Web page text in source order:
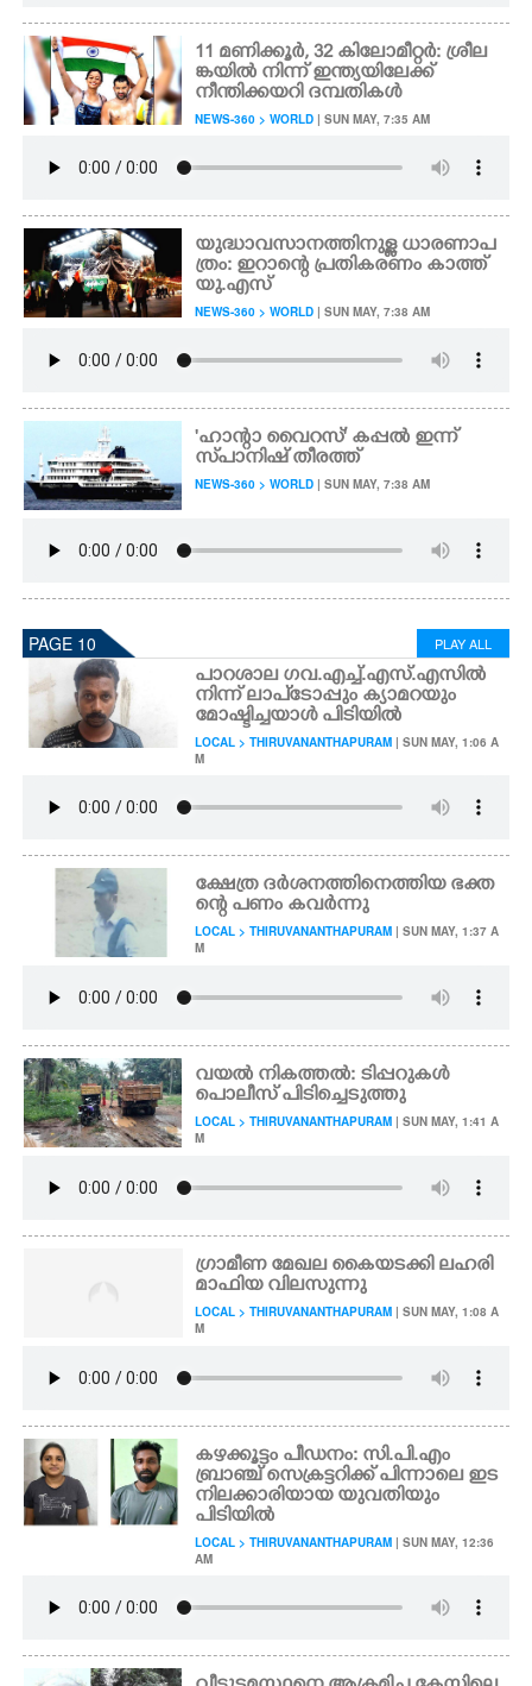
11 മണിക്കൂർ,​ 32 കിലോമീറ്റർ: ശ്രീല
ങ്കയിൽ നിന്ന് ഇന്ത്യയിലേക്ക്
നീന്തിക്കയറി ദമ്പതികൾ
NEWS-360 > WORLD | SUN MAY, 7:35 AM
യുദ്ധാവസാനത്തിനുള്ള ധാരണാപ
ത്രം: ഇറാന്റെ പ്രതികരണം കാത്ത്
യു.എസ്
NEWS-360 > WORLD | SUN MAY, 7:38 AM
'ഹാന്റാ വൈറസ്' കപ്പൽ ഇന്ന്
സ്‌പാനിഷ് തീരത്ത്
NEWS-360 > WORLD | SUN MAY, 7:38 AM
PAGE 10 PLAY ALL
പാറശാല ഗവ.എച്ച്.എസ്.എസിൽ
നിന്ന് ലാപ്ടോപ്പും ക്യാമറയും
മോഷ്ടിച്ചയാൾ പിടിയിൽ
LOCAL > THIRUVANANTHAPURAM | SUN MAY, 1:06 A
M
ക്ഷേത്ര ദർശനത്തിനെത്തിയ ഭക്ത
ന്റെ പണം കവർന്നു
LOCAL > THIRUVANANTHAPURAM | SUN MAY, 1:37 A
M
വയൽ നികത്തൽ: ടിപ്പറുകൾ
പൊലീസ് പിടിച്ചെടുത്തു
LOCAL > THIRUVANANTHAPURAM | SUN MAY, 1:41 A
M
ഗ്രാമീണ മേഖല കൈയടക്കി ലഹരി
മാഫിയ വിലസുന്നു
LOCAL > THIRUVANANTHAPURAM | SUN MAY, 1:08 A
M
​കഴക്കൂട്ടം പീഡനം: സി.പി.എം
ബ്രാഞ്ച് സെക്രട്ടറിക്ക് പിന്നാലെ ഇട
നിലക്കാരിയായ യുവതിയും
പിടിയിൽ
LOCAL > THIRUVANANTHAPURAM | SUN MAY, 12:36
AM